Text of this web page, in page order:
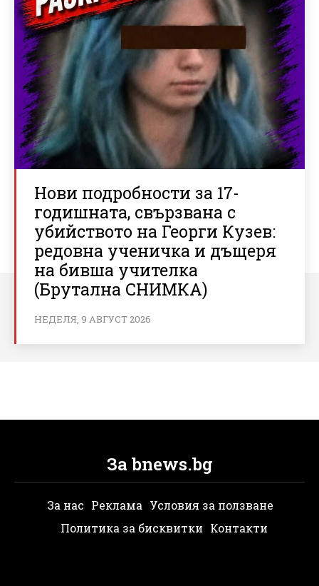
Нови подробности за 17-
годишната, свързвана с
убийството на Георги Кузев:
редовна ученичка и дъщеря
на бивша учителка
(Брутална СНИМКА)
НЕДЕЛЯ, 9 АВГУСТ 2026
За bnews.bg
За нас Реклама Условия за ползване
Политика за бисквитки Контакти